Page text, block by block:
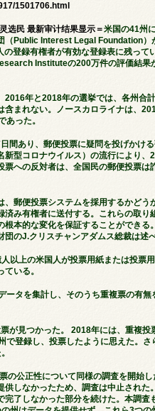
1501706.html
选民 最新审计结果显示＝米国の41州
Public Interest Legal Foundation）
登録有権者が有効な登録表に残って
Instituteの200万件の評価結果
2016年と2018年の選挙では、各州合
含まれない。ノースカロライナは、
あった。
間あり、郵便投票に疑問を投げかけ
新型コロナウイルス）の流行により、
票への反対者は、全国民の郵便投票は
、郵便投票システムを採用するかどう
済み有権者に送付する。これらの取り
根本的な変化を保証することができる
のJ.クリスチャンアダムス総裁は述べ
以上の米国人が投票用紙または投票
いる。
ータを集計し、そのうち重複票の有
が見つかった。 2018年には、重複投
で登録し、投票したように思えた。
の公正性について同様の調査を開始
しなかったため、調査は中止された
了しなかった部分を続けた。本調査